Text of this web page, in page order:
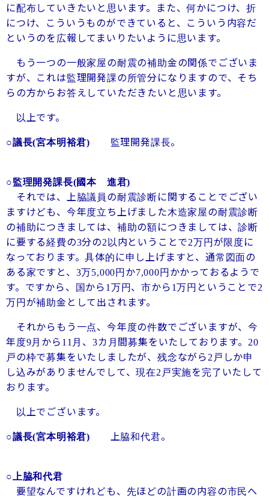
に配布していきたいと思います。また、何かにつけ、折
につけ、こういうものができていると、こういう内容だ
というのを広報してまいりたいように思います。
もう一つの一般家屋の耐震の補助金の関係でございま
すが、これは監理開発課の所管分になりますので、そち
らの方からお答えしていただきたいと思います。
以上です。
○議長(宮本明裕君) 監理開発課長。
○監理開発課長(國本 進君)
それでは、上脇議員の耐震診断に関することでござい
ますけども、今年度立ち上げました木造家屋の耐震診断
の補助につきましては、補助の額につきましては、診断
に要する経費の3分の2以内ということで2万円が限度に
なっております。具体的に申し上げますと、通常図面の
ある家ですと、
3万5,000円か7,000円かかっておるようで
す。ですから、国から 1 万円、市から 1万円ということで2
万円が補助金として出されます。
それからもう一点、今年度の件数でございますが、今
年度9月から 11 月、3カ月間募集をいたしております。 20
戸の枠で募集をいたしましたが、残念ながら 2 戸しか申
し込みがありませんでして、現在2 戸実施を完了いたして
おります。
以上でございます。
○議長(宮本明裕君) 上脇和代君。
○上脇和代君
要望なんですけれども、先ほどの計画の内容の市民へ